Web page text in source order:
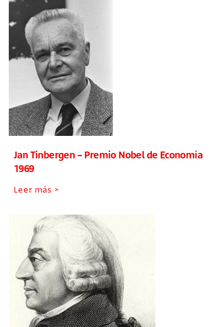
Jan Tinbergen – Premio Nobel de Economía
1969
Leer más >